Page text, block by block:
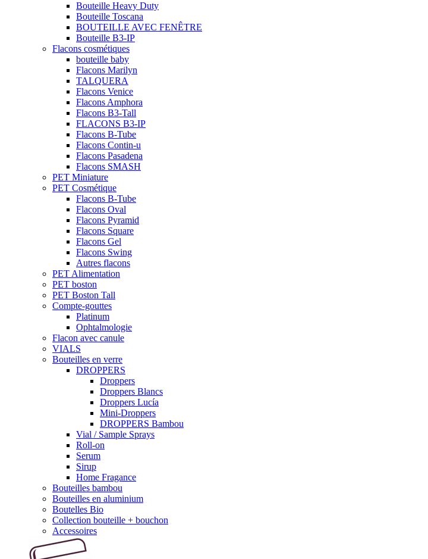
Bouteille Heavy Duty
Bouteille Toscana
BOUTEILLE AVEC FENÊTRE
Bouteille B3-IP
Flacons cosmétiques
bouteille baby
Flacons Marilyn
TALQUERA
Flacons Venice
Flacons Amphora
Flacons B3-Tall
FLACONS B3-IP
Flacons B-Tube
Flacons Contin-u
Flacons Pasadena
Flacons SMASH
PET Miniature
PET Cosmétique
Flacons B-Tube
Flacons Oval
Flacons Pyramid
Flacons Square
Flacons Gel
Flacons Swing
Autres flacons
PET Alimentation
PET boston
PET Boston Tall
Compte-gouttes
Platinum
Ophtalmologie
Flacon avec canule
VIALS
Bouteilles en verre
DROPPERS
Droppers
Droppers Blancs
Droppers Lucía
Mini-Droppers
DROPPERS Bambou
Vial / Sample Sprays
Roll-on
Serum
Sirup
Home Fragance
Bouteilles bambou
Bouteilles en aluminium
Boutelles Bio
Collection bouteille + bouchon
Accessoires